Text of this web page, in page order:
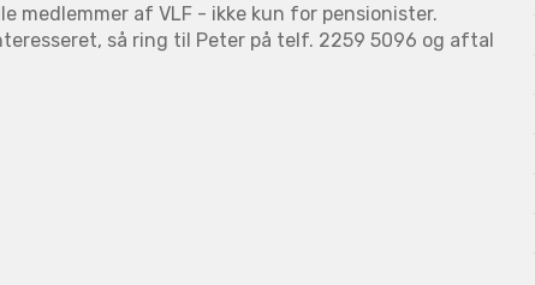
medlemmer af VLF - ikke kun for pensionister.
så ring til Peter på telf. 2259 5096 og aftal